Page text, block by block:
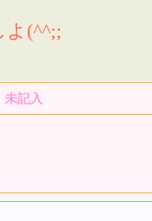
よ(^^;;
未記入